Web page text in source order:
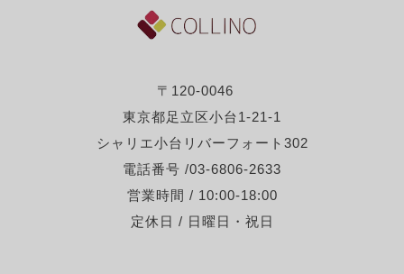
〒120-0046
東京都足立区小台1-21-1
シャリエ小台リバーフォート302
電話番号 /03-6806-2633
営業時間 / 10:00-18:00
定休日 / 日曜日・祝日